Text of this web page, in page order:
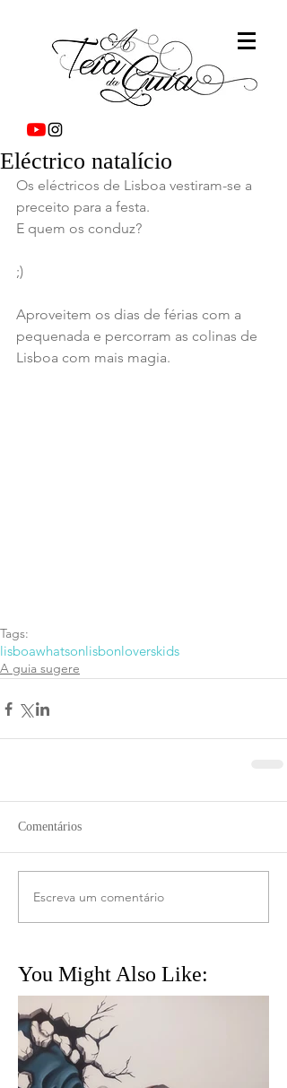
Eléctrico natalício
Os eléctricos de Lisboa vestiram-se a
preceito para a festa.
E quem os conduz?
;)
Aproveitem os dias de férias com a
pequenada e percorram as colinas de
Lisboa com mais magia.
Tags:
lisboawhatsonlisbonloverskids
A guia sugere
Comentários
Escreva um comentário
You Might Also Like: